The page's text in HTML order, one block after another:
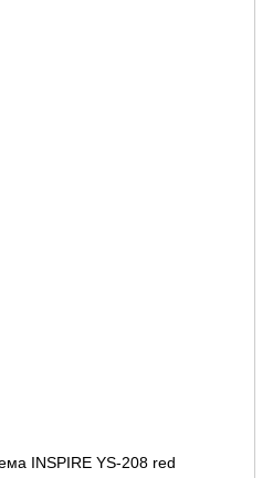
INSPIRE YS-208 red